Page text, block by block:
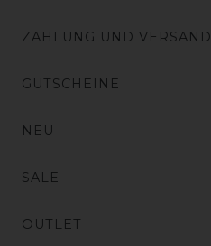
ZAHLUNG UND VERSAND
GUTSCHEINE
NEU
SALE
OUTLET